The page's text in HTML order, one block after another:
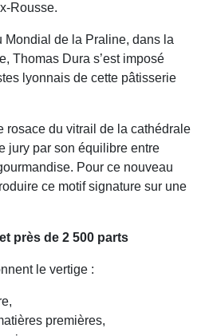
Rousse.
Mondial de la Praline, dans la
Thomas Dura s’est imposé
lyonnais de cette pâtisserie
rosace du vitrail de la cathédrale
jury par son équilibre entre
Pour ce nouveau
ce motif signature sur une
près de 2 500 parts
le vertige :
premières,